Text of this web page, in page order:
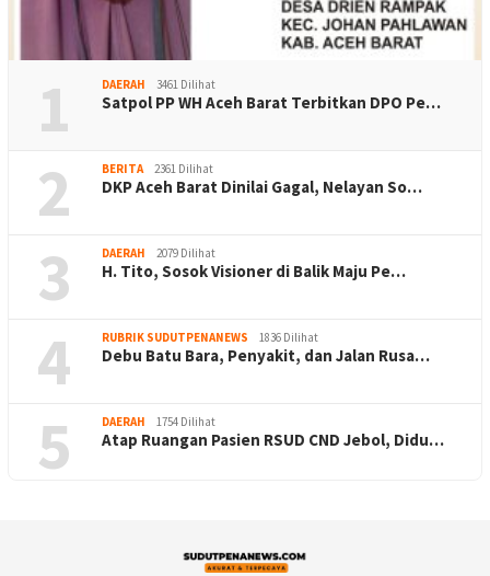
1 DAERAH 3461 Dilihat
Satpol PP WH Aceh Barat Terbitkan DPO Pe…
2 BERITA 2361 Dilihat
DKP Aceh Barat Dinilai Gagal, Nelayan So…
3 DAERAH 2079 Dilihat
H. Tito, Sosok Visioner di Balik Maju Pe…
4 RUBRIK SUDUTPENANEWS 1836 Dilihat
Debu Batu Bara, Penyakit, dan Jalan Rusa…
5 DAERAH 1754 Dilihat
Atap Ruangan Pasien RSUD CND Jebol, Didu…